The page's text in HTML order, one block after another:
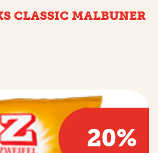
CLASSIC MALBUNER
20%